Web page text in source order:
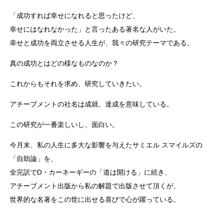
「成功すれば幸せになれると思ったけど、
幸せにはなれなかった」と言ったある著名な人がいた。
幸せと成功を両立させる人生が、我々の研究テーマである。
真の成功とはどの様なものなのか？
これからもそれを求め、研究していきたい。
アチーブメントの社名は成就、達成を意味している。
この研究が一番楽しいし、面白い。
今月末、私の人生に多大な影響を与えたサミエル スマイルズの
「自助論」を、
全完訳でD・カーネーギーの 「道は開ける」に続き、
アチーブメント出版から私の解題で出版させて頂くが、
世界的な名著をこの世に出せる喜びで心が躍っている。